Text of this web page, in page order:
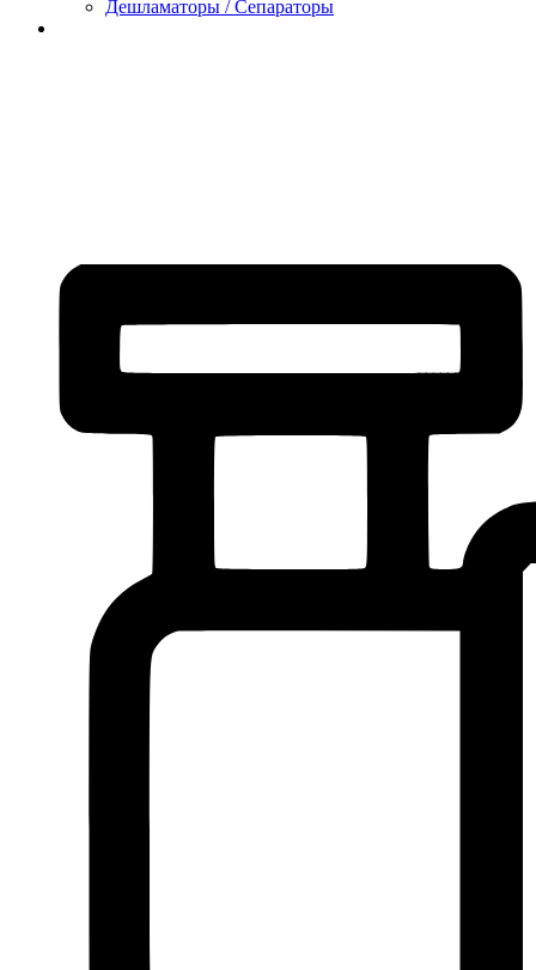
Дешламаторы / Сепараторы